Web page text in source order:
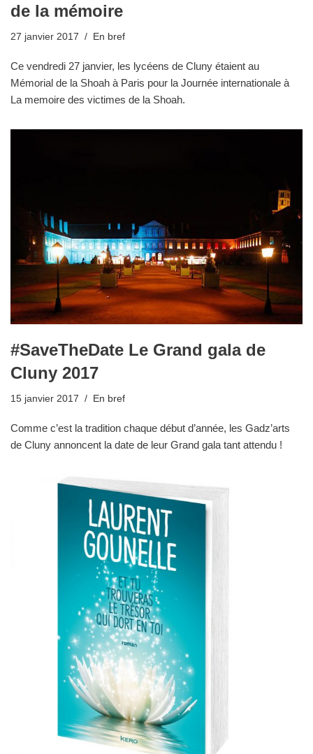
de la mémoire
27 janvier 2017 En bref
Ce vendredi 27 janvier, les lycéens de Cluny étaient au
Mémorial de la Shoah à Paris pour la Journée internationale à
La memoire des victimes de la Shoah.
#SaveTheDate Le Grand gala de
Cluny 2017
15 janvier 2017 En bref
Comme c’est la tradition chaque début d’année, les Gadz’arts
de Cluny annoncent la date de leur Grand gala tant attendu !